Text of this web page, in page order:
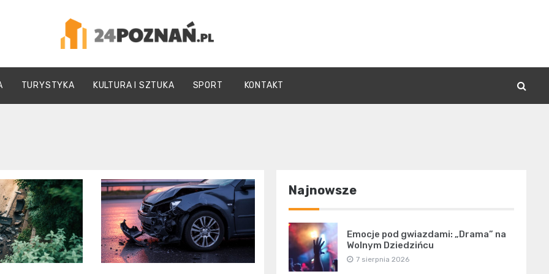
24Poznań.pl
TURYSTYKA KULTURA I SZTUKA SPORT KONTAKT
Najnowsze
Emocje pod gwiazdami: „Drama” na
Wolnym Dziedzińcu
7 sierpnia 2026